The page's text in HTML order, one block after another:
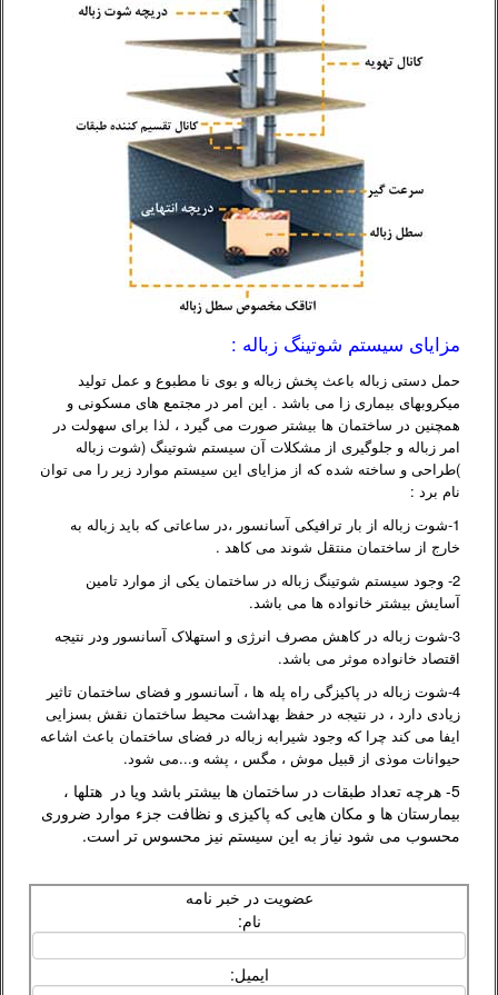
مزایای سیستم شوتینگ زباله :
حمل دستی زباله باعث پخش زباله و بوی نا مطبوع و عمل تولید
میکروبهای بیماری زا می باشد . این امر در مجتمع های مسکونی و
همچنین در ساختمان ها بیشتر صورت می گیرد ، لذا برای سهولت در
امر زباله و جلوگیری از مشکلات آن سیستم شوتینگ (شوت زباله
)طراحی و ساخته شده که از مزایای این سیستم موارد زیر را می توان
نام برد :
1-شوت زباله از بار ترافیکی آسانسور ،در ساعاتی که باید زباله به
خارج از ساختمان منتقل شوند می کاهد .
2- وجود سیستم شوتینگ زباله در ساختمان یکی از موارد تامین
آسایش بیشتر خانواده ها می باشد.
3-شوت زباله در کاهش مصرف انرژی و استهلاک آسانسور ودر نتیجه
اقتصاد خانواده موثر می باشد.
4-شوت زباله در پاکیزگی راه پله ها ، آسانسور و فضای ساختمان تاثیر
زیادی دارد ، در نتیجه در حفظ بهداشت محیط ساختمان نقش بسزایی
ایفا می کند چرا که وجود شیرابه زباله در فضای ساختمان باعث اشاعه
حیوانات موذی از قبیل موش ، مگس ، پشه و...می شود.
5- هرچه تعداد طبقات در ساختمان ها بیشتر باشد ویا در هتلها ،
بیمارستان ها و مکان هایی که پاکیزی و نظافت جزء موارد ضروری
محسوب می شود نیاز به این سیستم نیز محسوس تر است.
عضویت در خبر نامه
نام:
ایمیل: